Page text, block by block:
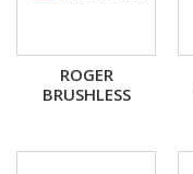
ROGER
BRUSHLESS